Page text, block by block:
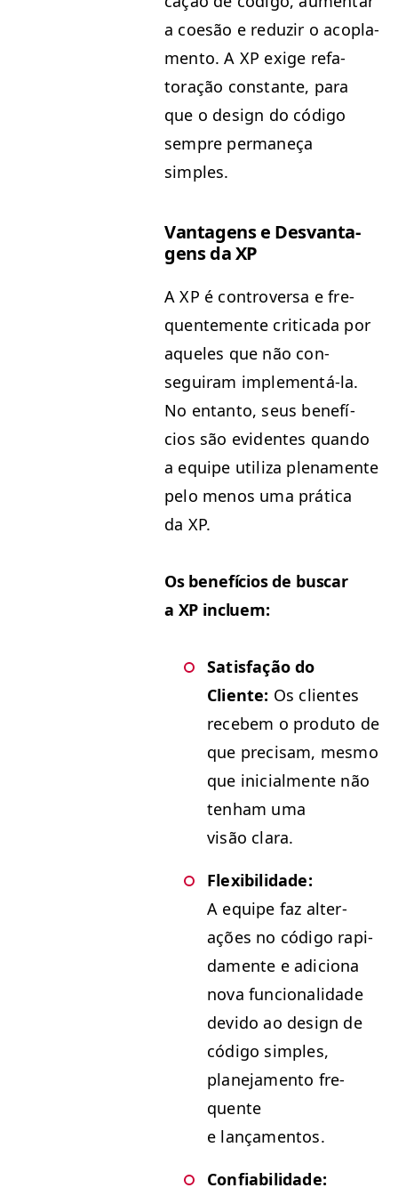
a coesão e reduzir o acopla­
men­to. A XP exige refa­
toração con­stante, para
que o design do códi­go
sem­pre per­maneça
simples.
Van­ta­gens e Desvan­ta­
gens daXP
AXP é con­tro­ver­sa e fre­
quente­mente crit­i­ca­da por
aque­les que não con­
seguiram imple­men­tá-la.
No entan­to, seus bene­fí­
cios são evi­dentes quan­do
a equipe uti­liza ple­na­mente
pelo menos uma práti­ca
da XP.
Os bene­fí­cios de bus­car
a XP incluem:
Sat­is­fação do
Cliente: Os clientes
recebem o pro­du­to de
que pre­cisam, mes­mo
que ini­cial­mente não
ten­ham uma
visão clara.
Flex­i­bil­i­dade:
A equipe faz alter­
ações no códi­go rap­i­
da­mente e adi­ciona
nova fun­cional­i­dade
dev­i­do ao design de
códi­go sim­ples,
plane­ja­men­to fre­
quente
e lançamentos.
Con­fi­a­bil­i­dade: